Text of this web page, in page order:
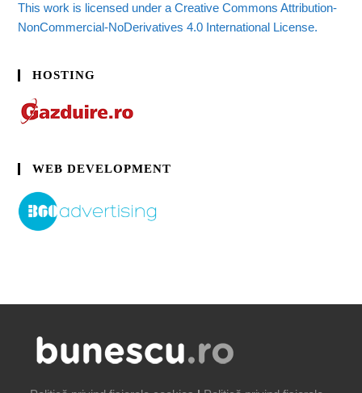
This work is licensed under a Creative Commons Attribution-
NonCommercial-NoDerivatives 4.0 International License.
HOSTING
WEB DEVELOPMENT